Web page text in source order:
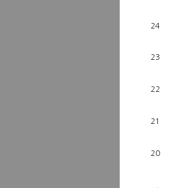
24
23
22
21
20